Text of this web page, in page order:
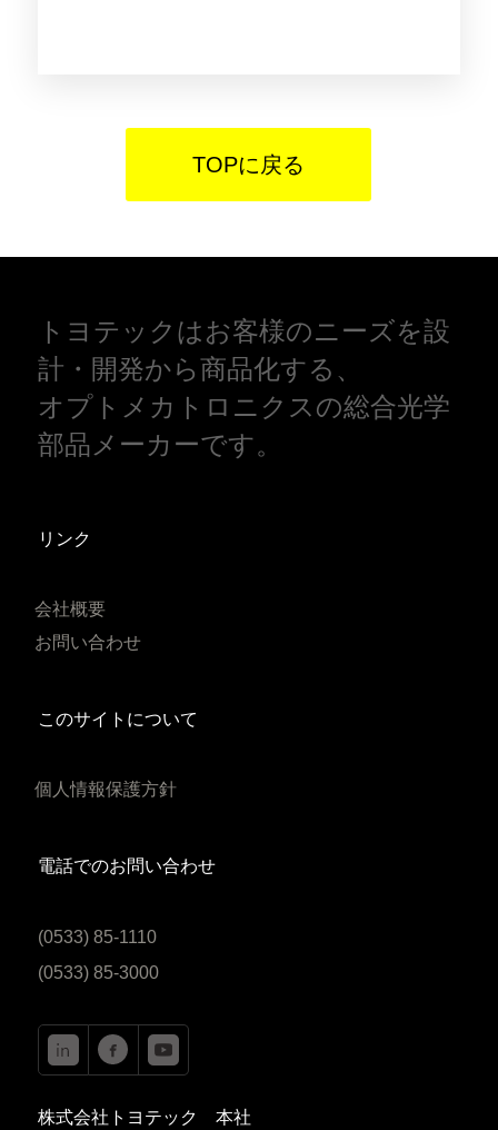
TOPに戻る
トヨテックはお客様のニーズを設
計・開発から商品化する、
オプトメカトロニクスの総合光学
部品メーカーです。
リンク
会社概要
お問い合わせ
このサイトについて
個人情報保護方針
電話でのお問い合わせ
(0533) 85-1110
(0533) 85-3000
株式会社トヨテック 本社